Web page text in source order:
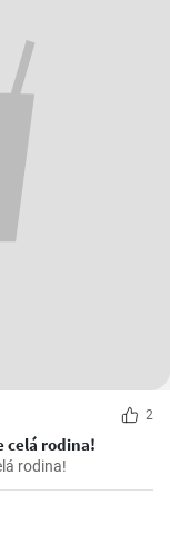
2
celá rodina!
rodina!